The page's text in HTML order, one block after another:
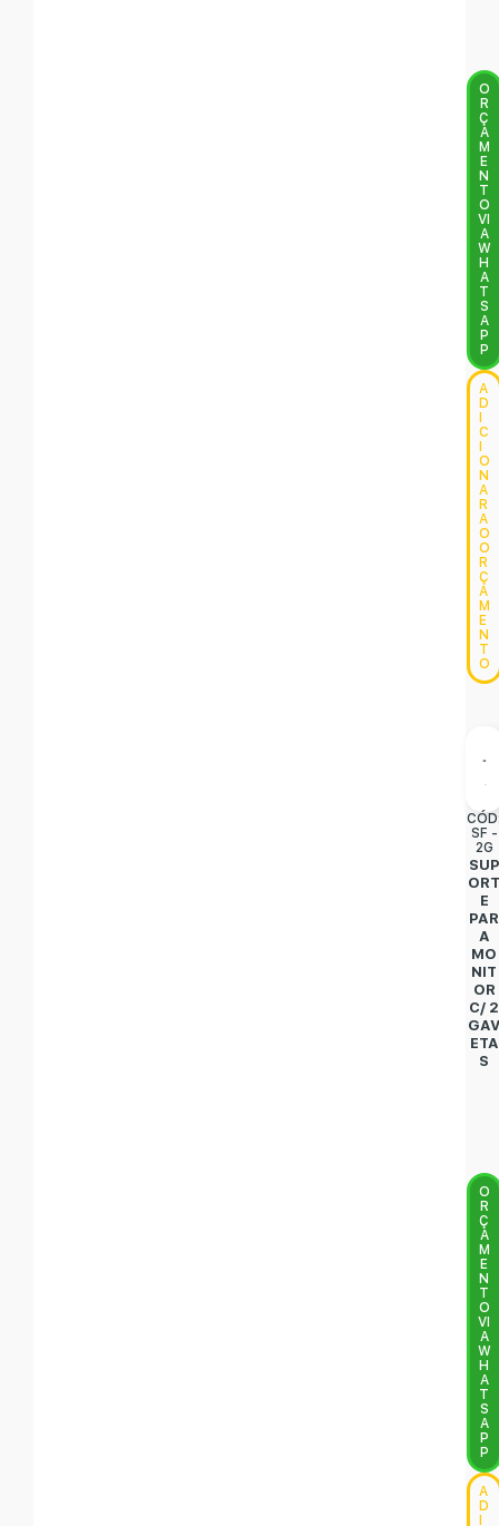
O
R
Ç
A
M
E
N
T
O
VI
A
W
H
A
T
S
A
P
P
A
D
C
O
N
A
R
A
O
O
R
Ç
A
M
E
N
T
O
SF -
2G
SUP
E
PAR
A
MO
NIT
OR
C/ 2
ETA
S
O
R
Ç
A
M
E
N
T
O
VI
A
W
H
A
T
S
A
P
P
A
D